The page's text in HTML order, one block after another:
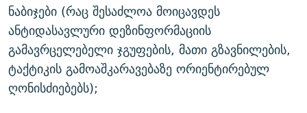
ნაბიჯები (რაც შესაძლოა მოიცავდეს
ანტიდასავლური დეზინფორმაციის
გამავრცელებელი ჯგუფების, მათი გზავნილების,
ტაქტიკის გამოაშკარავებაზე ორიენტირებულ
ღონისძიებებს);